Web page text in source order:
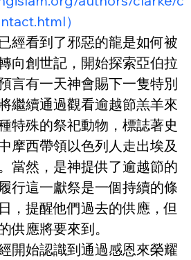
）
經看到了邪惡的龍是如何被
向創世記，開始探索亞伯拉
言有一天神會賜下一隻特別
繼續通過觀看逾越節羔羊來
特殊的祭祀動物，標誌著史
摩西帶領以色列人走出埃及
當然，是神提供了逾越節的
行這一獻祭是一個持續的條
，提醒他們過去的供應，但
供應將要來到。
開始認識到通過感恩來榮耀